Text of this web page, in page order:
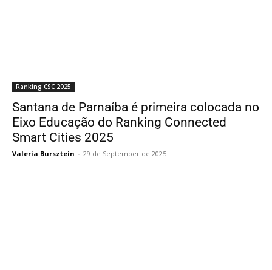
Ranking CSC 2025
Santana de Parnaíba é primeira colocada no
Eixo Educação do Ranking Connected
Smart Cities 2025
Valeria Bursztein - 29 de September de 2025